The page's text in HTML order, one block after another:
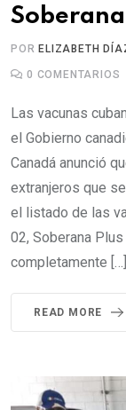
POR ELIZABETH
0 COMENTARIOS
Las vacunas
el Gobierno
Canadá anunció
extranjeros que
el listado de las
02, Soberana
completamente […]
READ MORE